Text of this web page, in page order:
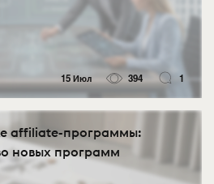
15 Июл 394 1
affiliate-программы:
новых программ